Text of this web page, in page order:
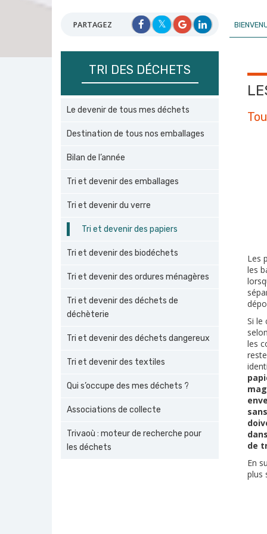
PARTAGEZ
TRI DES DÉCHETS
Le devenir de tous mes déchets
Destination de tous nos emballages
Bilan de l’année
Tri et devenir des emballages
Tri et devenir du verre
Tri et devenir des papiers
Tri et devenir des biodéchets
Tri et devenir des ordures ménagères
Tri et devenir des déchets de
déchèterie
Tri et devenir des déchets dangereux
Tri et devenir des textiles
Qui s’occupe des mes déchets ?
Associations de collecte
Trivaoù : moteur de recherche pour
les déchets
Les
les
Si le
les
de
En
plus